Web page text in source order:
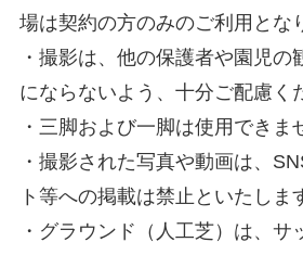
場は契約の方のみのご利用とな
・撮影は、他の保護者や園児の
にならないよう、十分ご配慮く
・三脚および一脚は使用できま
・撮影された写真や動画は、
ト等への掲載は禁止といたしま
・グラウンド（人工芝）は、サ